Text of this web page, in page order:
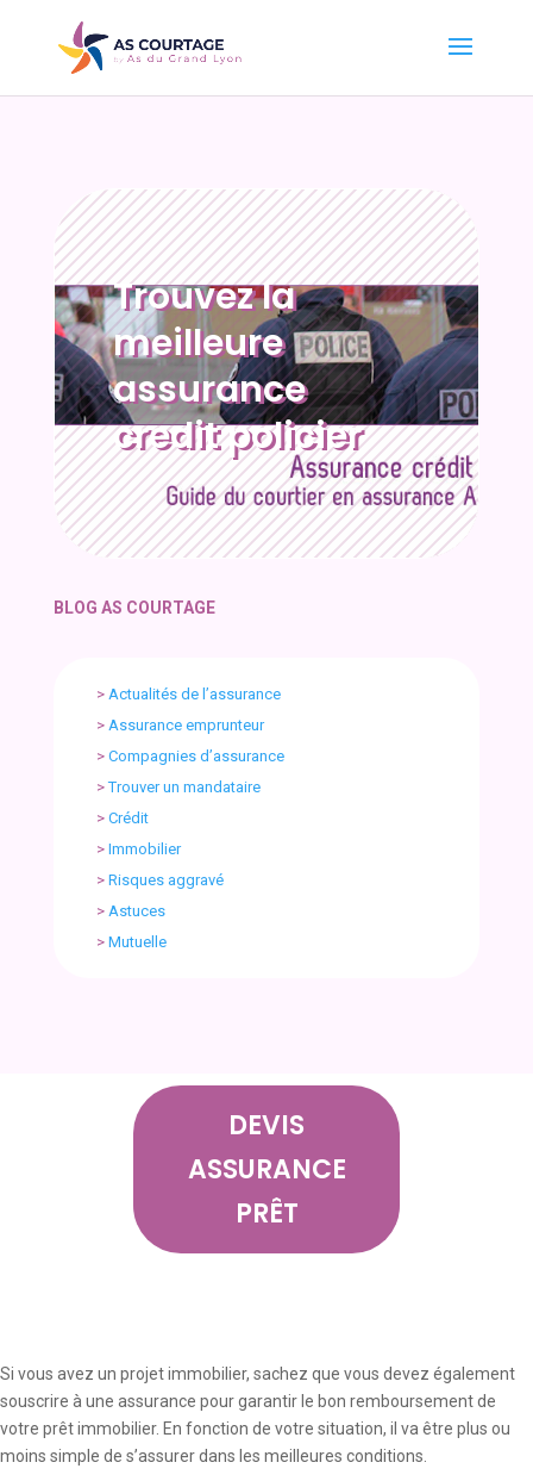
Trouvez la
meilleure
assurance
credit policier
BLOG AS COURTAGE
> Actualités de l’assurance
> Assurance emprunteur
> Compagnies d’assurance
>Trouver un mandataire
> Crédit
> Immobilier
> Risques aggravé
> Astuces
> Mutuelle
DEVIS
ASSURANCE
PRÊT
Si vous avez un projet immobilier, sachez que vous devez également
souscrire à une assurance pour garantir le bon remboursement de
votre prêt immobilier. En fonction de votre situation, il va être plus ou
moins simple de s’assurer dans les meilleures conditions.